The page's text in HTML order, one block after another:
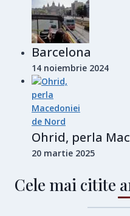
Barcelona
14 noiembrie 2024
Ohrid, perla
20 martie 2025
Cele mai citite